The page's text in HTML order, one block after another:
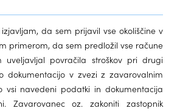
da sem prijavil vse okoliščine v
primerom, da sem predložil vse račune
povračila stroškov pri drugi
dokumentacijo v zvezi z zavarovalnim
navedeni podatki in dokumentacija
Zavarovanec oz. zakoniti zastopnik